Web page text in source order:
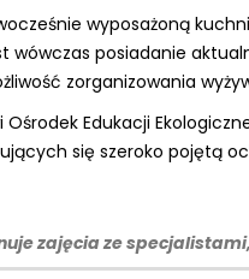
wyposażoną
wówczas posiadanie
zorganizowania
Ośrodek Edukacji
się szeroko pojętą
zajęcia ze